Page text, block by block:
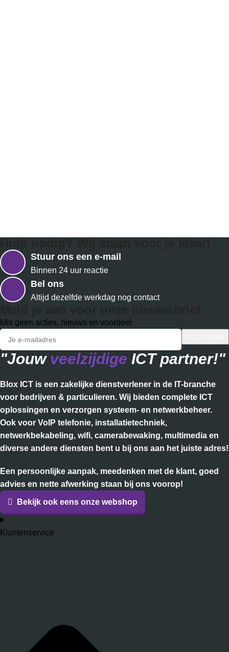
Stuur ons een e-mail
Binnen 24 uur reactie
Bel ons
Altijd dezelfde werkdag nog contact
Mis geen acties, nieuws en voordeel
"Jouw veelzijdige ICT partner!"
Blox ICT is een zakelijke dienstverlener in de IT-branche
voor bedrijven & particulieren. Wij bieden complete ICT
oplossingen en verzorgen systeem- en netwerkbeheer.
Ook voor VoIP telefonie, installatietechniek,
netwerkbekabeling, wifi, camerabewaking, multimedia en
diverse andere diensten bent u bij ons aan het juiste adres!
Een persoonlijke aanpak, meedenken met de klant, goed
advies en nette afwerking staan bij ons voorop!
Bekijk ook eens onze webshop
Klantenservice